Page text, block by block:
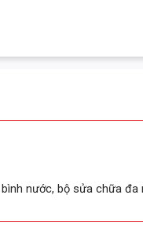
nước, bộ sửa chữa đa